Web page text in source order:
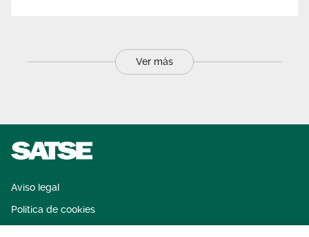
Ver más
Aviso legal
Política de cookies